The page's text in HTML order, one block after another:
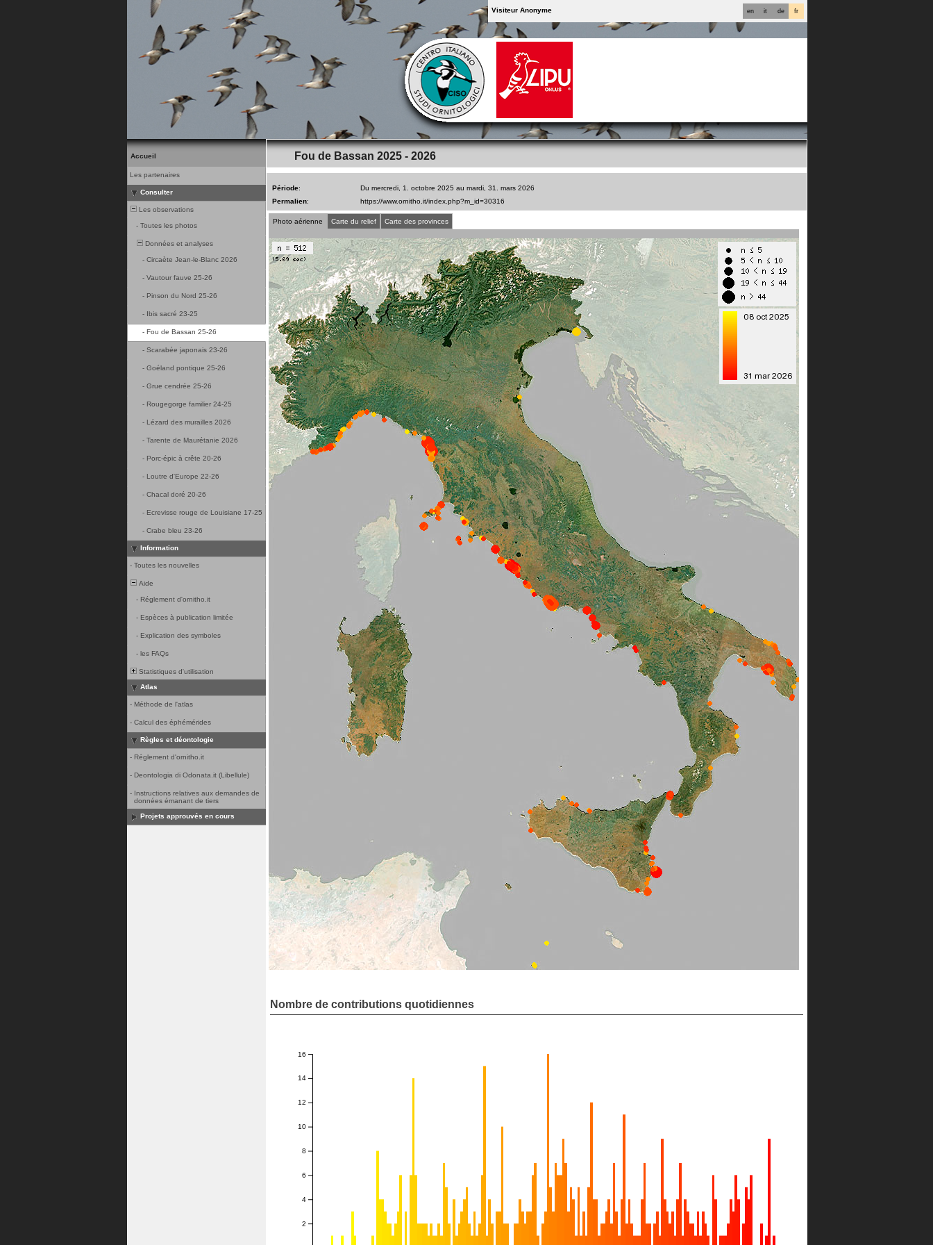
fr
de
it
en
Visiteur Anonyme
Accueil
Les partenaires
Consulter
Les observations
- Toutes les photos
Données et analyses
- Circaète Jean-le-Blanc 2026
- Vautour fauve 25-26
- Pinson du Nord 25-26
- Ibis sacré 23-25
- Fou de Bassan 25-26
- Scarabée japonais 23-26
- Goéland pontique 25-26
- Grue cendrée 25-26
- Rougegorge familier 24-25
- Lézard des murailles 2026
- Tarente de Maurétanie 2026
- Porc-épic à crête 20-26
- Loutre d'Europe 22-26
- Chacal doré 20-26
- Ecrevisse rouge de Louisiane 17-25
- Crabe bleu 23-26
Information
- Toutes les nouvelles
Aide
- Réglement d'ornitho.it
- Espèces à publication limitée
- Explication des symboles
- les FAQs
Statistiques d'utilisation
Atlas
- Méthode de l'atlas
- Calcul des éphémérides
Règles et déontologie
- Réglement d'ornitho.it
- Deontologia di Odonata.it (Libellule)
- Instructions relatives aux demandes de
données émanant de tiers
Projets approuvés en cours
Fou de Bassan 2025 - 2026
Période:
Du mercredi, 1. octobre 2025 au mardi, 31. mars 2026
Permalien:
Photo aérienne Carte du relief Carte des provinces
Nombre de contributions quotidiennes
2
4
6
8
10
12
14
16